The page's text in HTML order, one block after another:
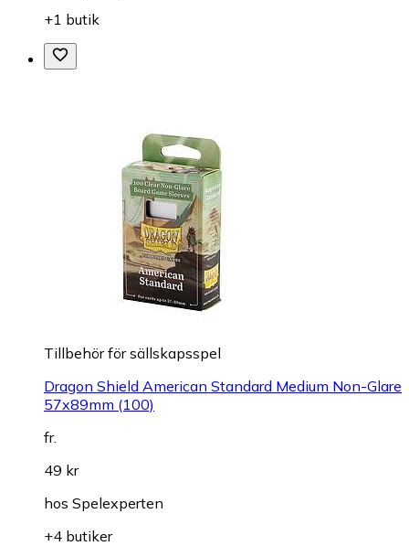
+1 butik
Tillbehör för sällskapsspel
Dragon Shield American Standard Medium Non-Glare
57x89mm (100)
fr.
49 kr
hos Spelexperten
+4 butiker